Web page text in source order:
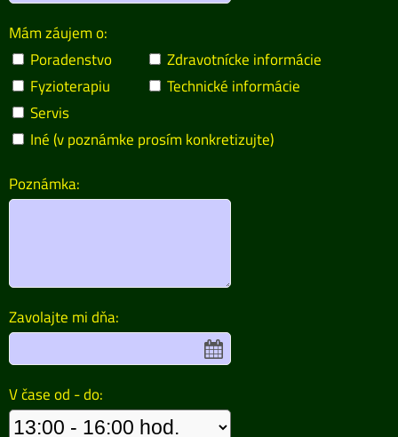
Mám záujem o:
Poradenstvo
Zdravotnícke informácie
Fyzioterapiu
Technické informácie
Servis
Iné (v poznámke prosím konkretizujte)
Poznámka:
Zavolajte mi dňa:
V čase od - do: